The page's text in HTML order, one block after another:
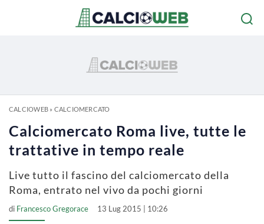
CALCIOWEB» CALCIOMERCATO
Calciomercato Roma live, tutte le
trattative in tempo reale
Live tutto il fascino del calciomercato della
Roma, entrato nel vivo da pochi giorni
di Francesco Gregorace 13 Lug 2015 | 10:26